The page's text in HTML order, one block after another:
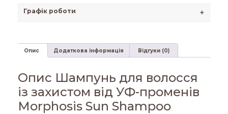
Графік роботи +
Опис Додаткова інформація Відгуки (0)
Опис Шампунь для волосся
із захистом від УФ-променів
Morphosis Sun Shampoo